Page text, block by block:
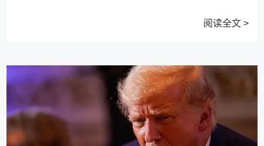
阅读全文 >